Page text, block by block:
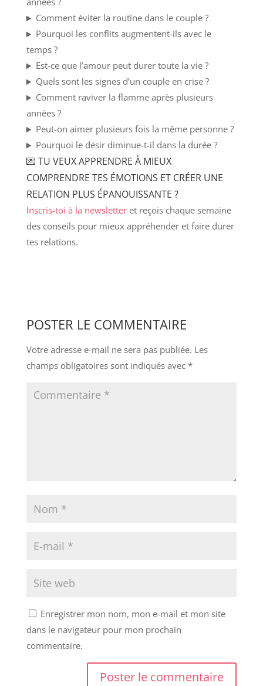
Comment éviter la routine dans le couple ?
Pourquoi les conflits augmentent-ils avec le
temps ?
Est-ce que l’amour peut durer toute la vie ?
Quels sont les signes d’un couple en crise ?
Comment raviver la flamme après plusieurs
années ?
Peut-on aimer plusieurs fois la même personne ?
Pourquoi le désir diminue-t-il dans la durée ?
💌 TU VEUX APPRENDRE À MIEUX
COMPRENDRE TES ÉMOTIONS ET CRÉER UNE
RELATION PLUS ÉPANOUISSANTE ?
Inscris-toi à la newsletteret reçois chaque semaine
des conseils pour mieux appréhender et faire durer
tes relations.
POSTER LE COMMENTAIRE
Votre adresse e-mail ne sera pas publiée. Les
champs obligatoires sont indiqués avec *
Enregistrer mon nom, mon e-mail et mon site
dans le navigateur pour mon prochain
commentaire.